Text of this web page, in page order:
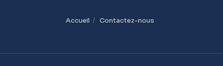
Accueil Contactez-nous